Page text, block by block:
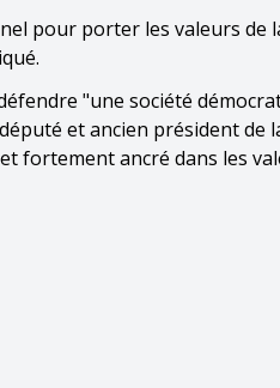
pour porter les valeurs de
"une société
et ancien président de
fortement ancré dans les